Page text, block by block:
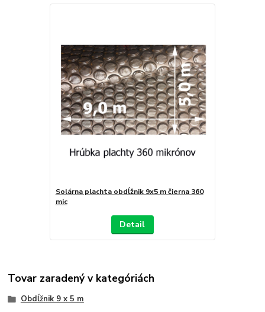
Solárna plachta obdĺžnik 9x5 m čierna 360
mic
Detail
Tovar zaradený v kategóriách
Obdĺžnik 9 x 5 m